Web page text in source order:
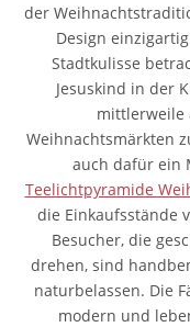
der
Design
Stadtkulisse
Jesuskind in der
mittlerweile
Weihnachtsmärkten
auch dafür ein
Teelichtpyramide
die Einkaufsstände
Besucher, die
drehen, sind
naturbelassen. Die
modern und